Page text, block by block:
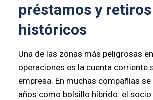
préstamos y retiros
históricos
Una de las zonas más peligrosas
operaciones es la cuenta corriente
empresa. En muchas compañías
años como bolsillo híbrido: el